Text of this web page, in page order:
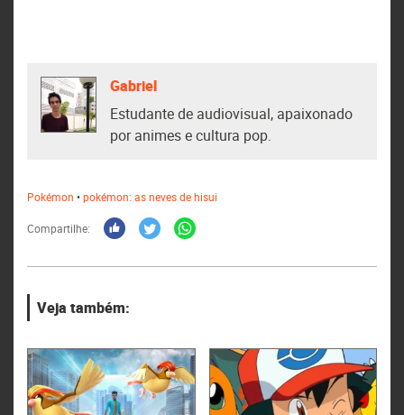
Gabriel
Estudante de audiovisual, apaixonado
por animes e cultura pop.
Pokémon •pokémon: as neves de hisui
Compartilhe:
Veja também: